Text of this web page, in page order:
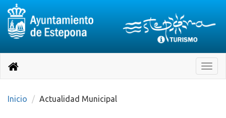
página
Toggle
Destino:
Volver
inicio
Inicio Actualidad Municipal